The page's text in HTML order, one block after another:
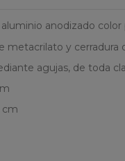
anodizado
metacrilato y cerradura
agujas, de toda
cm